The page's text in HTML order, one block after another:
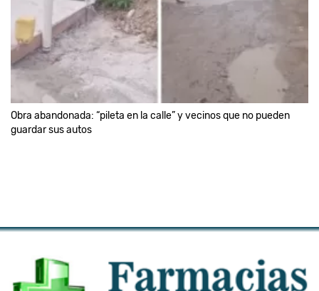
Obra abandonada: “pileta en la calle” y vecinos que no pueden
guardar sus autos